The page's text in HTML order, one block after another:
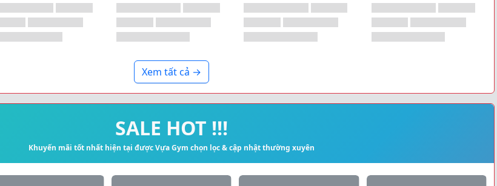
Xem tất cả →
SALE HOT !!!
Khuyến mãi tốt nhất hiện tại được Vựa Gym chọn lọc & cập nhật thường xuyên